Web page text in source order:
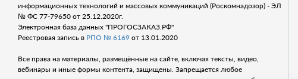
информационных технологий и массовых коммуникаций (Роскомнадозор) - ЭЛ
№ ФС 77-79650 от 25.12.2020г.
Электронная база данных "ПРОГОСЗАКАЗ.РФ"
Реестровая запись в РПО № 6169 от 13.01.2020
Все права на материалы, размещённые на сайте, включая тексты, видео,
вебинары и иные формы контента, защищены. Запрещается любое